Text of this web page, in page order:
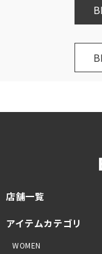
店舗一覧
アイテムカテゴリ
WOMEN